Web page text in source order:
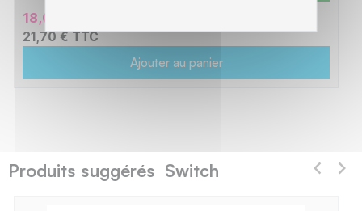
18,08 € HT
21,70 € TTC
Ajouter au panier
Produits suggérés Switch